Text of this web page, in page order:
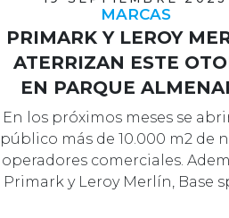
19 SEPTIEMBRE 2023